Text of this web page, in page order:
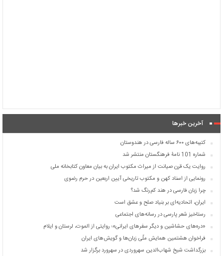
آخرین خبرها
کتیبه‌های ۶۰۰ ساله فارسی در هندوستان
شماره 101 نامۀ فرهنگستان منتشر شد
روایت یک قرن صیانت از میراث مکتوب ایران به بیان معاون کتابخانه ملی
رونمایی از اسناد کهن و مکتوب تاریخی آیین اربعین در حرم رضوی
چرا زبان فارسی در هند کم‌رنگ شد؟
ایران، اتحادیه‌ای بر بنیاد صلح و عشق است
رستاخیز شعر پارسی در رسانه‌های اجتماعی
«دره‌های حشاشین و دیگر سفرهای ایرانی»؛ روایتی از الموت، لرستان و ایلام
فراخوان هشتمین همایش ملّی زبان‌ها و گویش‌های ایران
بزرگداشت شیخ شهاب‌الدین سهروردی در سهرورد برگزار شد